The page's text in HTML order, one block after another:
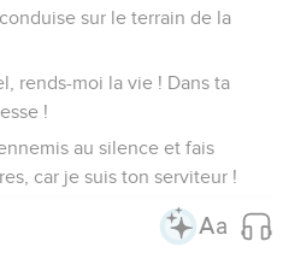
sur le terrain de la
rends-moi la vie ! Dans ta
!
au silence et fais
car je suis ton serviteur !